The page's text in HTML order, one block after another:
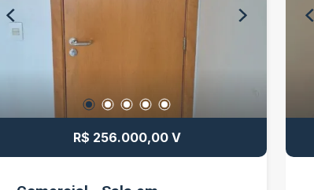
R$ 256.000,00 V